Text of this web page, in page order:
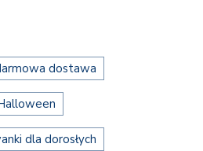
dostawa
dla dorosłych